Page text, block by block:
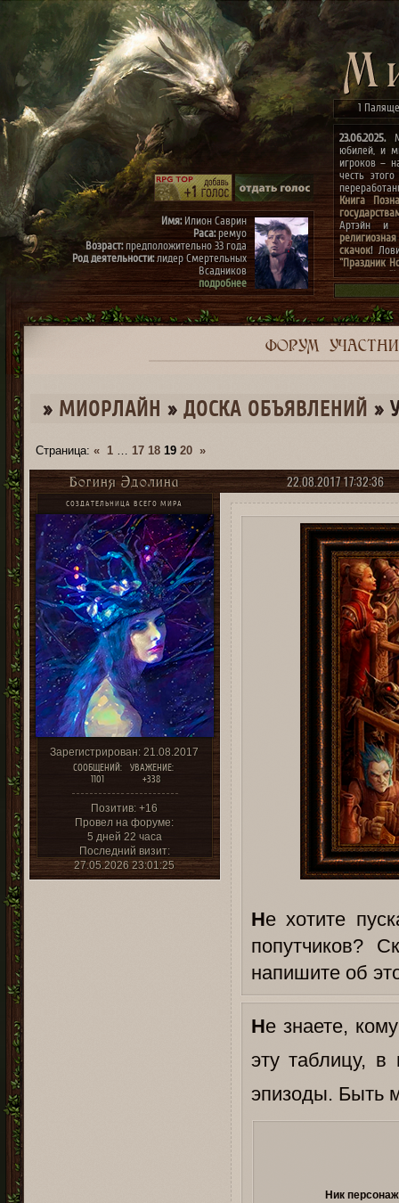
1
23.06.2025.
юбилей, и
игроков –
честь
Книга
Артэйн и
скачок!
"Праздник
конкурсах
архиве"(до
к
Имя:Илион Саврин
Раса:ремуо
Возраст:предположительно 33 года
Род деятельности:лидер Смертельных
Всадников
подробнее
Имя:Тэрис
Раса:ремуо
Возраст:предположительно 30 лет
подробнее
ФОРУМ
» МИОРЛАЙН » ДОСКА ОБЪЯВЛЕНИЙ »
Страница:« 1 … 17 18 19 20 »
22.08.2017 17:32:36
Богиня Эдолина
СОЗДАТЕЛЬНИЦА ВСЕГО МИРА
Зарегистрирован: 21.08.2017
СООБЩЕНИЙ:
1101
УВАЖЕНИЕ:
+338
Позитив: +16
Провел на форуме:
5 дней 22 часа
Последний визит:
27.05.2026 23:01:25
Не хотите
попутчиков?
напишите об
Не знаете,
эту таблицу, в
эпизоды. Быть
Ник